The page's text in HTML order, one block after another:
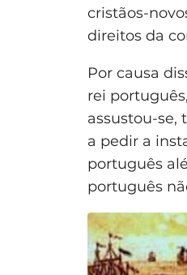
cristãos-
direitos da
Por causa
rei
assustou-se,
a pedir a
português
português